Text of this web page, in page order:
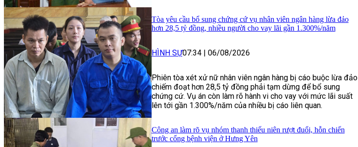
Tòa yêu cầu bổ sung chứng cứ vụ nhân viên ngân hàng lừa đảo
hơn 28,5 tỷ đồng, nhiều người cho vay lãi gần 1.300%/năm
HÌNH SỰ07:34 | 06/08/2026
Phiên tòa xét xử nữ nhân viên ngân hàng bị cáo buộc lừa đảo
chiếm đoạt hơn 28,5 tỷ đồng phải tạm dừng để bổ sung
chứng cứ. Vụ án còn làm rõ hành vi cho vay với mức lãi suất
lên tới gần 1.300%/năm của nhiều bị cáo liên quan.
Công an làm rõ vụ nhóm thanh thiếu niên rượt đuổi, hỗn chiến
trước cổng bệnh viện ở Hưng Yên